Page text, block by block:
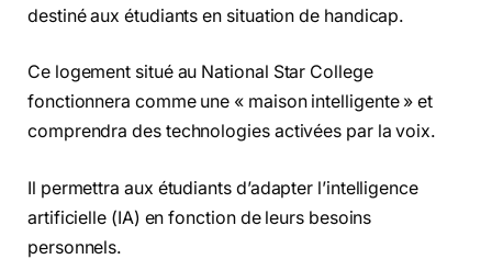
destiné aux étudiants en situation de handicap.
Ce logement situé au National Star College
fonctionnera comme une « maison intelligente » et
comprendra des technologies activées par la voix.
Il permettra aux étudiants d’adapter l’intelligence
artificielle (IA) en fonction de leurs besoins
personnels.